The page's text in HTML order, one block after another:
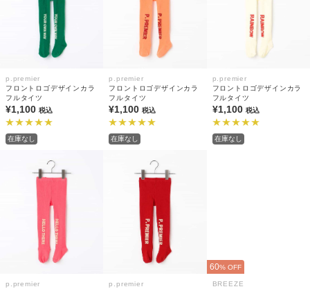
p.premier
フロントロゴデザインカラ
フルタイツ
¥1,100 税込
在庫なし
p.premier
フロントロゴデザインカラ
フルタイツ
¥1,100税込
在庫なし
p.premier
フロントロゴデザインカラ
フルタイツ
¥1,100 税込
在庫なし
p.premier
p.premier
60% OFF
BREEZE